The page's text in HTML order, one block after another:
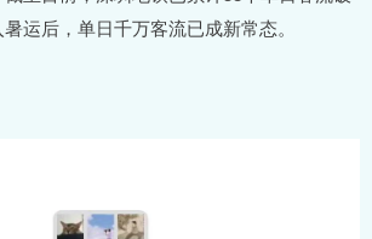
运后，单日千万客流已成新常态。